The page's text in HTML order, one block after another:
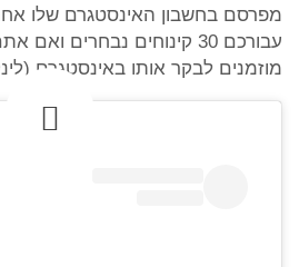
מפרסם בחשבון האינסטגרם שלו
עבורכם 30 קינוחים נבחרים
מוזמנים לבקר אותו באינסטגרם